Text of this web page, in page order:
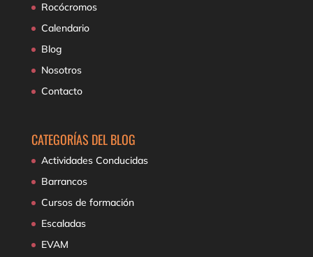
Rocócromos
Calendario
Blog
Nosotros
Contacto
CATEGORÍAS DEL BLOG
Actividades Conducidas
Barrancos
Cursos de formación
Escaladas
EVAM